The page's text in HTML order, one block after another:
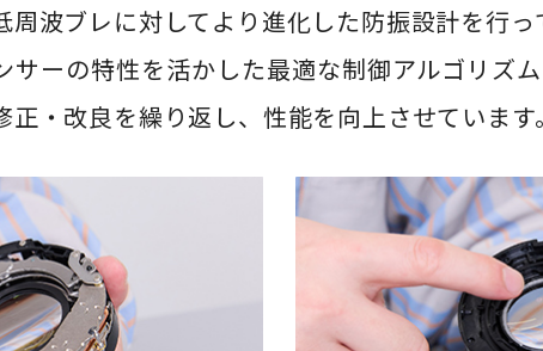
波ブレに対してより進化した防振設計を行っ
サーの特性を活かした最適な制御アルゴリズ
・改良を繰り返し、性能を向上させています。